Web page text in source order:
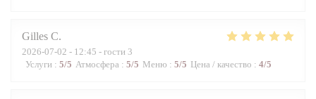
Gilles C
2026-07-02 - 12:45 - гости 3
Услуги : 5/5 Атмосфера : 5/5 Меню : 5/5 Цена / качество : 4/5